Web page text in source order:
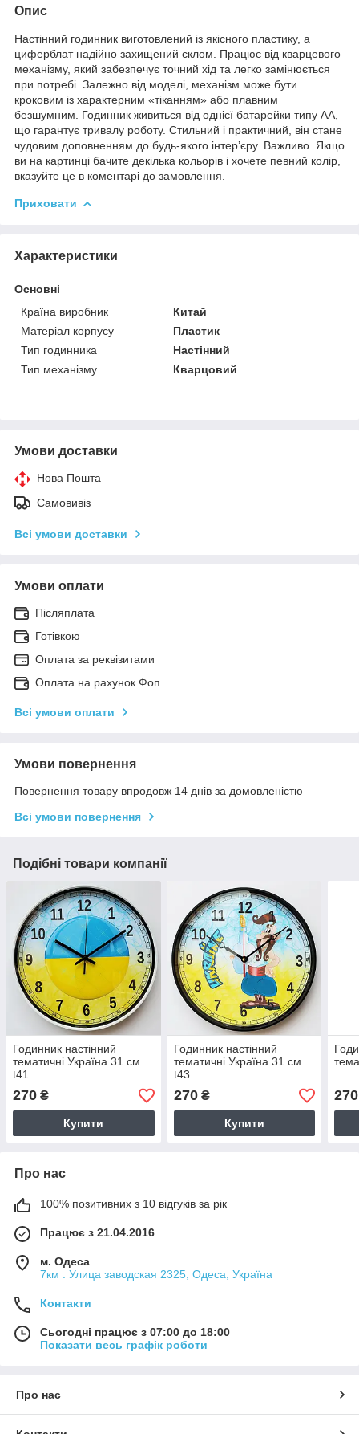
Опис
Настінний годинник виготовлений із якісного пластику, а
циферблат надійно захищений склом. Працює від кварцевого
механізму, який забезпечує точний хід та легко замінюється
при потребі. Залежно від моделі, механізм може бути
кроковим із характерним «тіканням» або плавним
безшумним. Годинник живиться від однієї батарейки типу АА,
що гарантує тривалу роботу. Стильний і практичний, він стане
чудовим доповненням до будь-якого інтер’єру. Важливо. Якщо
ви на картинці бачите декілька кольорів і хочете певний колір,
вказуйте це в коментарі до замовлення.
Приховати
Характеристики
Основні
Країна виробник
Китай
Матеріал корпусу
Пластик
Тип годинника
Настінний
Тип механізму
Кварцовий
Умови доставки
Нова Пошта
Самовивіз
Всі умови доставки
Умови оплати
Післяплата
Готівкою
Оплата за реквізитами
Оплата на рахунок Фоп
Всі умови оплати
Умови повернення
Повернення товару впродовж 14 днів за домовленістю
Всі умови повернення
Подібні товари компанії
Годинник настінний
тематичні Україна 31 см
t41
270 ₴
Купити
Годинник настінний
тематичні Україна 31 см
t43
270₴
Купити
270
Про нас
100% позитивних з 10 відгуків за рік
Працює з 21.04.2016
м. Одеса
7км . Улица заводская 2325, Одеса, Україна
Контакти
Сьогодні працює з 07:00 до 18:00
Показати весь графік роботи
Про нас